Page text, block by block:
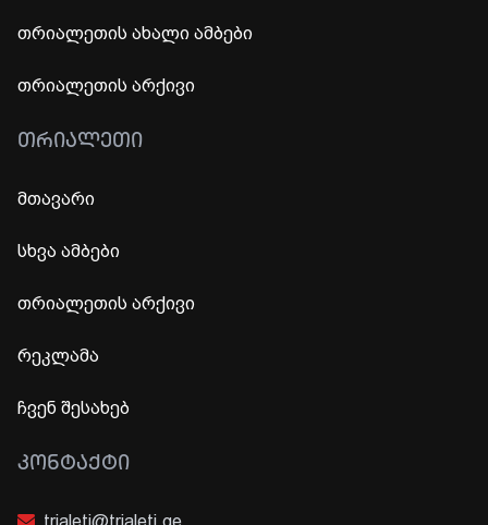
თრიალეთის ახალი ამბები
თრიალეთის არქივი
ᲗᲠᲘᲐᲚᲔᲗᲘ
მთავარი
სხვა ამბები
თრიალეთის არქივი
რეკლამა
ჩვენ შესახებ
ᲙᲝᲜᲢᲐᲥᲢᲘ
trialeti@trialeti.ge